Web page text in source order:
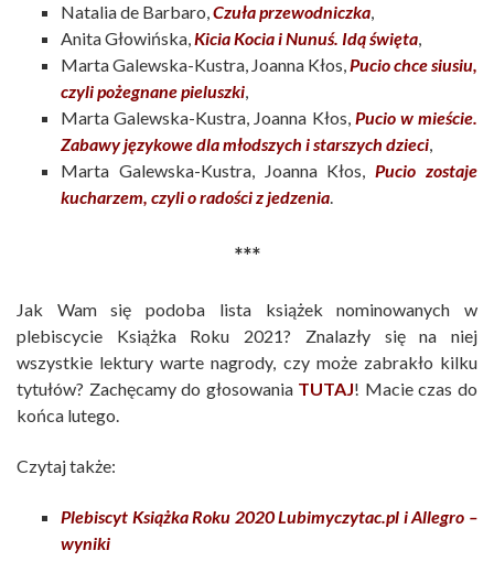
Natalia de Barbaro,Czuła przewodniczka,
Anita Głowińska,Kicia Kocia i Nunuś. Idą święta,
Marta Galewska-Kustra, Joanna Kłos,Pucio chce siusiu,
czyli pożegnane pieluszki,
Marta Galewska-Kustra, Joanna Kłos, Pucio w mieście.
Zabawy językowe dla młodszych i starszych dzieci,
Marta Galewska-Kustra, Joanna Kłos,Pucio zostaje
kucharzem, czyli o radości z jedzenia.
***
Jak Wam się podoba lista książek nominowanych w
plebiscycie Książka Roku 2021? Znalazły się na niej
wszystkie lektury warte nagrody, czy może zabrakło kilku
tytułów? Zachęcamy do głosowania TUTAJ! Macie czas do
końca lutego.
Czytaj także:
Plebiscyt Książka Roku 2020 Lubimyczytac.pl i Allegro –
wyniki